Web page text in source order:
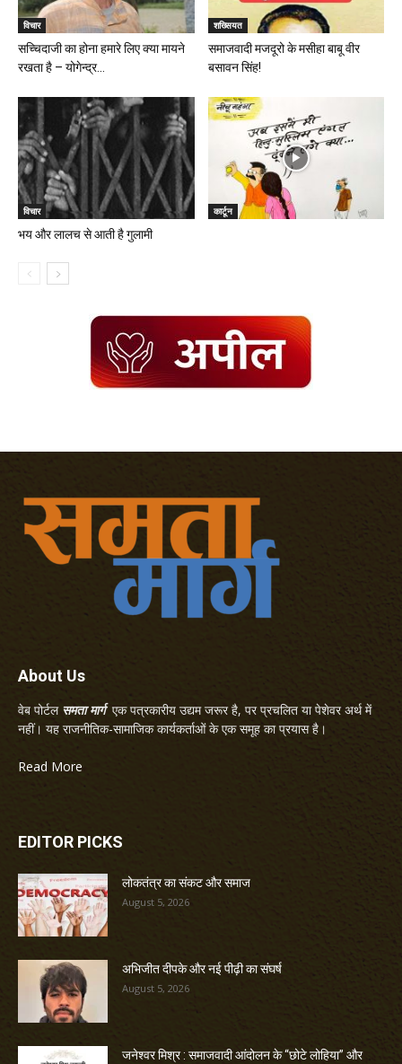
विचार
सच्चिदाजी का होना हमारे लिए क्या मायने
रखता है – योगेन्द्र...
शख्सियत
समाजवादी मजदूरो के मसीहा बाबू वीर
बसावन सिंह!
विचार
भय और लालच से आती है गुलामी
कार्टून
About Us
वेब पोर्टल समता मार्गएक पत्रकारीय उद्यम जरूर है, पर प्रचलित या पेशेवर अर्थ में
नहीं। यह राजनीतिक-सामाजिक कार्यकर्ताओं के एक समूह का प्रयास है।
Read More
EDITOR PICKS
लोकतंत्र का संकट और समाज
August 5, 2026
अभिजीत दीपके और नई पीढ़ी का संघर्ष
August 5, 2026
जनेश्वर मिश्र : समाजवादी आंदोलन के “छोटे लोहिया” और